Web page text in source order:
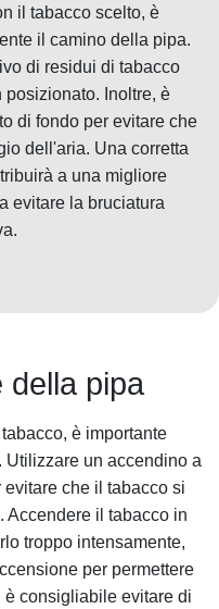
il tabacco scelto, è
il camino della pipa.
di residui di tabacco
posizionato. Inoltre, è
di fondo per evitare che
dell'aria. Una corretta
a una migliore
evitare la bruciatura
della pipa
è importante
Utilizzare un accendino a
che il tabacco si
Accendere il tabacco in
troppo intensamente,
per permettere
è consigliabile evitare di